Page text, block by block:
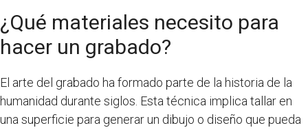
¿Qué materiales necesito para
hacer un grabado?
El arte del grabado ha formado parte de la historia de la
humanidad durante siglos. Esta técnica implica tallar en
una superficie para generar un dibujo o diseño que pueda